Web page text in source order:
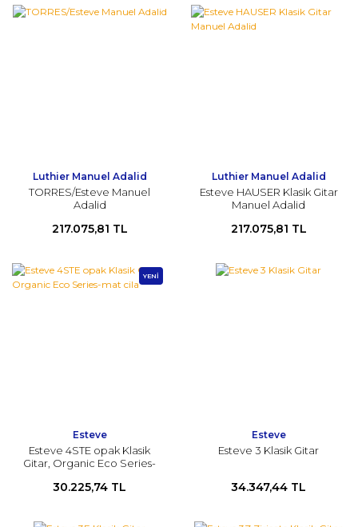
Luthier Manuel Adalid
TORRES/Esteve Manuel
Adalid
217.075,81 TL
Luthier Manuel Adalid
Esteve HAUSER Klasik Gitar
Manuel Adalid
217.075,81 TL
YENİ
Esteve
Esteve 4STE opak Klasik
Gitar, Organic Eco Series-
30.225,74 TL
Esteve
Esteve 3 Klasik Gitar
34.347,44 TL